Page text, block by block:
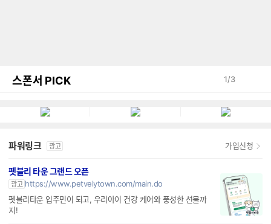
스폰서 PICK 1/3
파워링크 광고 가입신청
펫블리 타운 그랜드 오픈
광고 https://www.petvelytown.com/main.do
펫블리타운 입주민이 되고, 우리아이 건강 케어와 풍성한 선물까
지!